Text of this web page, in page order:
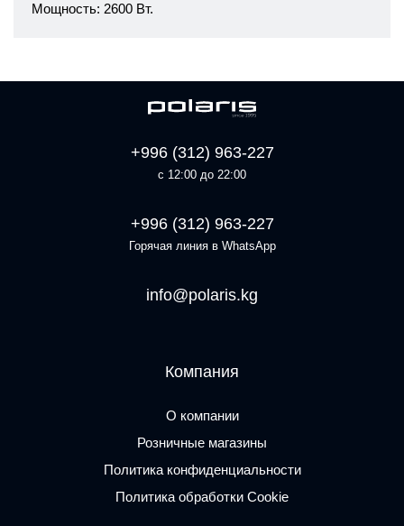
Мощность: 2600 Вт.
+996 (312) 963-227
с 12:00 до 22:00
+996 (312) 963-227
Горячая линия в WhatsApp
info@polaris.kg
Компания
О компании
Розничные магазины
Политика конфиденциальности
Политика обработки Cookie